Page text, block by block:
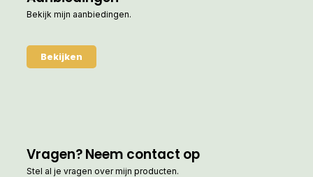
Bekijk mijn aanbiedingen.
Bekijken
Vragen? Neem contact op
Stel al je vragen over mijn producten.